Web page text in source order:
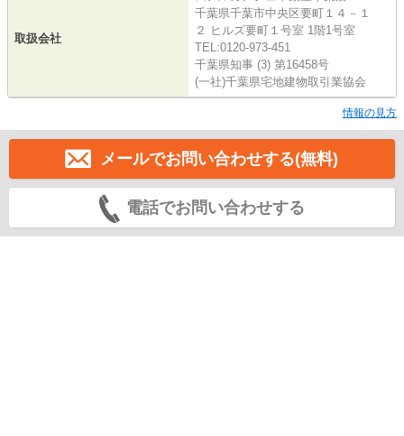
取扱会社
千葉県千葉市中央区要町１４－１
２ ヒルズ要町１号室 1階1号室
TEL:0120-973-451
千葉県知事 (3) 第16458号
(一社)千葉県宅地建物取引業協会
情報の見方
メールでお問い合わせする(無料)
電話でお問い合わせする